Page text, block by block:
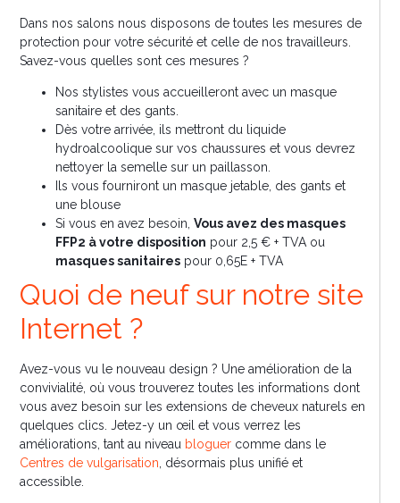
Dans nos salons nous disposons de toutes les mesures de
protection pour votre sécurité et celle de nos travailleurs.
Savez-vous quelles sont ces mesures ?
Nos stylistes vous accueilleront avec un masque
sanitaire et des gants.
Dès votre arrivée, ils mettront du liquide
hydroalcoolique sur vos chaussures et vous devrez
nettoyer la semelle sur un paillasson.
Ils vous fourniront un masque jetable, des gants et
une blouse
Si vous en avez besoin,Vous avez des masques
FFP2 à votre disposition pour 2,5 € + TVA ou
masques sanitaires pour 0,65E + TVA
Quoi de neuf sur notre site
Internet ?
Avez-vous vu le nouveau design ? Une amélioration de la
convivialité, où vous trouverez toutes les informations dont
vous avez besoin sur les extensions de cheveux naturels en
quelques clics. Jetez-y un œil et vous verrez les
améliorations, tant au niveau bloguer comme dans le
Centres de vulgarisation , désormais plus unifié et
accessible.